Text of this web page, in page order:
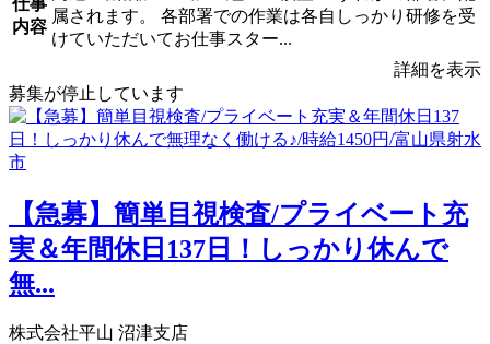
内容
属されます。 各部署での作業は各自しっかり研修を受
けていただいてお仕事スター...
詳細を表示
募集が停止しています
【急募】簡単目視検査/プライベート充
実＆年間休日137日！しっかり休んで
無...
株式会社平山 沼津支店